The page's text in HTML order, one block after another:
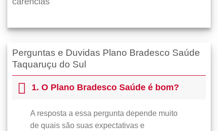
Perguntas e Duvidas Plano Bradesco Saúde
Taquaruçu do Sul
1. O Plano Bradesco Saúde é bom?
A resposta a essa pergunta depende muito
de quais são suas expectativas e